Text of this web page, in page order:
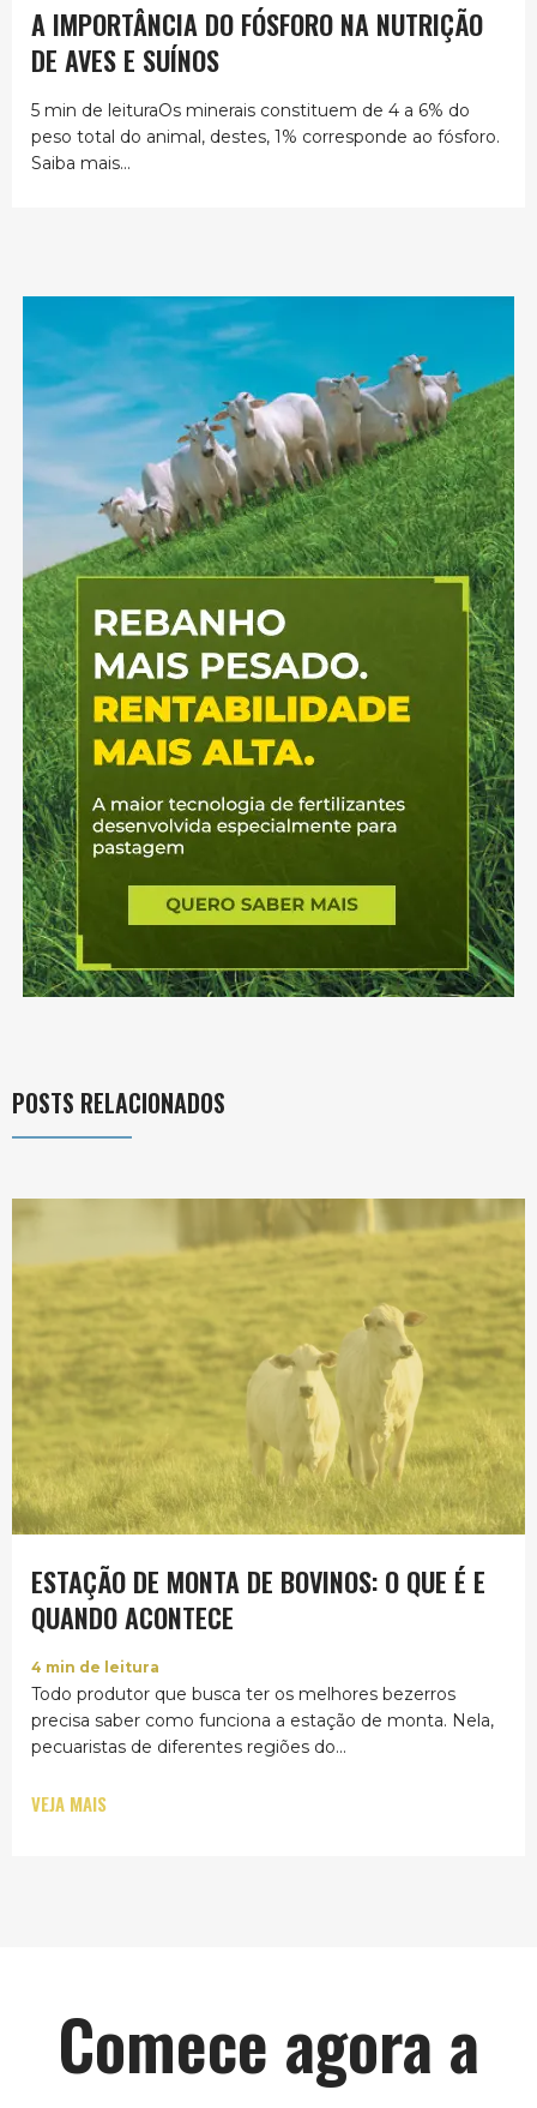
A IMPORTÂNCIA DO FÓSFORO NA NUTRIÇÃO
DE AVES E SUÍNOS
5 min de leituraOs minerais constituem de 4 a 6% do
peso total do animal, destes, 1% corresponde ao fósforo.
Saiba mais...
POSTS RELACIONADOS
ESTAÇÃO DE MONTA DE BOVINOS: O QUE É E
QUANDO ACONTECE
4 min de leitura
Todo produtor que busca ter os melhores bezerros
precisa saber como funciona a estação de monta. Nela,
pecuaristas de diferentes regiões do...
VEJA MAIS
Comece agora a